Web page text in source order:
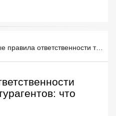
Новые правила ответственности туроператоров и турагентов: что изменится
что